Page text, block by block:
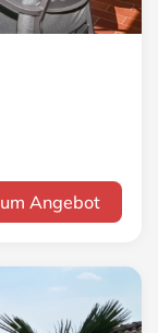
Angebot